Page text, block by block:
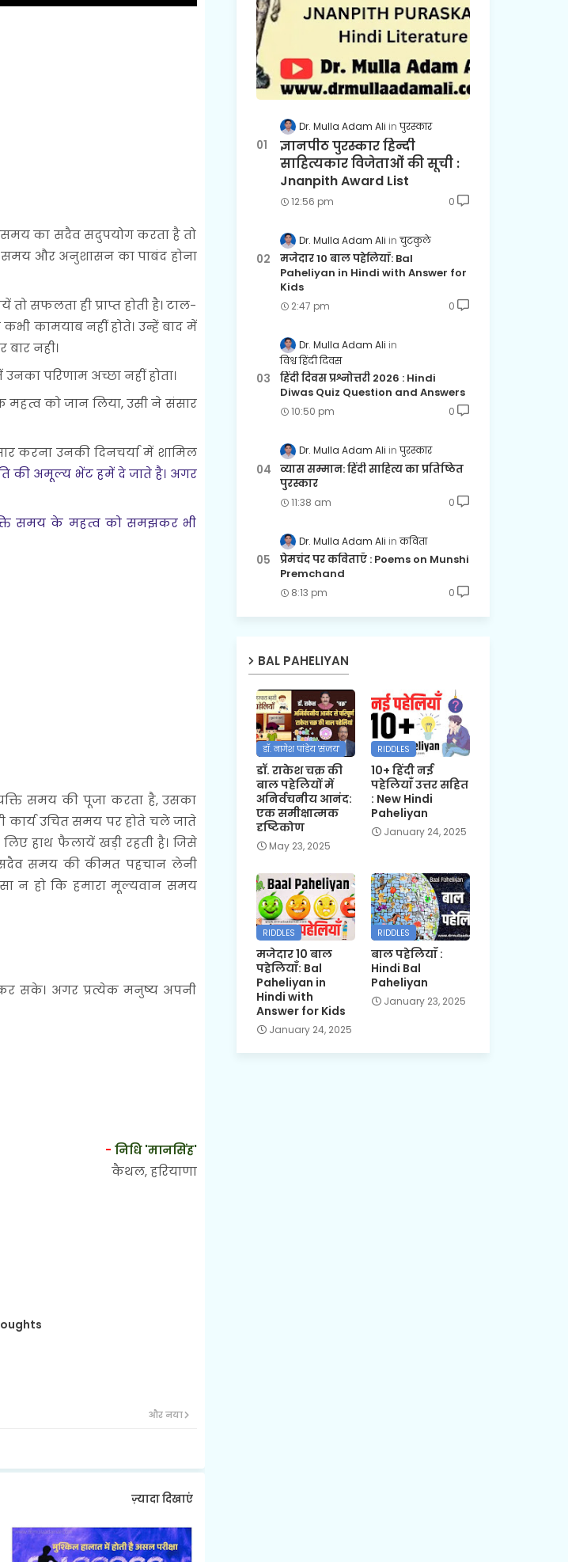
समय का सदैव सदुपयोग करता है तो
समय और अनुशासन का पाबंद होना
सफलता ही प्राप्त होती है। टाल-
कामयाब नहीं होते। उन्हें बाद में
नही।
परिणाम अच्छा नहीं होता।
महत्व को जान लिया, उसी ने संसार
उनकी दिनचर्या में शामिल
की अमूल्य भेंट हमें दे जाते है। अगर
समय के महत्व को समझकर भी
समय की पूजा करता है, उसका
उचित समय पर होते चले जाते
हाथ फैलायें खड़ी रहती है। जिसे
सदैव समय की कीमत पहचान लेनी
न हो कि हमारा मूल्यवान समय
सके। अगर प्रत्येक मनुष्य अपनी
- निधि 'मानसिंह'
कैथल, हरियाणा
और नया
ज़्यादा दिखाएं
Dr. Mulla Adam Ali पुरस्कार
ज्ञानपीठ पुरस्कार हिन्दी
साहित्यकार विजेताओं की सूची :
Jnanpith Award List
12:56 pm 0
Dr. Mulla Adam Ali चुटकुले
मजेदार 10 बाल पहेलियाँ: Bal
Paheliyan in Hindi with Answer for
Kids
2:47 pm 0
Dr. Mulla Adam Ali
विश्व हिंदी दिवस
हिंदी दिवस प्रश्नोत्तरी 2026 : Hindi
Diwas Quiz Question and Answers
10:50 pm 0
Dr. Mulla Adam Ali पुरस्कार
व्यास सम्मान: हिंदी साहित्य का प्रतिष्ठित
पुरस्कार
11:38 am 0
Dr. Mulla Adam Ali कविता
प्रेमचंद पर कविताएँ : Poems on Munshi
Premchand
8:13 pm 0
BAL PAHELIYAN
डॉ. नागेश पांडेय 'संजय'
डॉ. राकेश चक्र की
बाल पहेलियों में
अनिर्वचनीय आनंद:
एक समीक्षात्मक
दृष्टिकोण
May 23, 2025
RIDDLES
10+ हिंदी नई
पहेलियाँ उत्तर सहित
: New Hindi
Paheliyan
January 24, 2025
RIDDLES
मजेदार 10 बाल
पहेलियाँ: Bal
Paheliyan in
Hindi with
Answer for Kids
January 24, 2025
RIDDLES
बाल पहेलियाँ :
Hindi Bal
Paheliyan
January 23, 2025